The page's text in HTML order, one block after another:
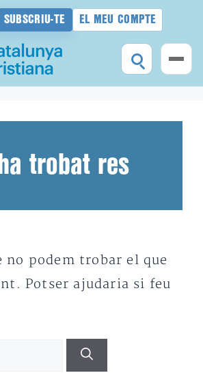
SUBSCRIU-TE EL MEU COMPTE
trobat res
no podem trobar el que
Potser ajudaria si feu